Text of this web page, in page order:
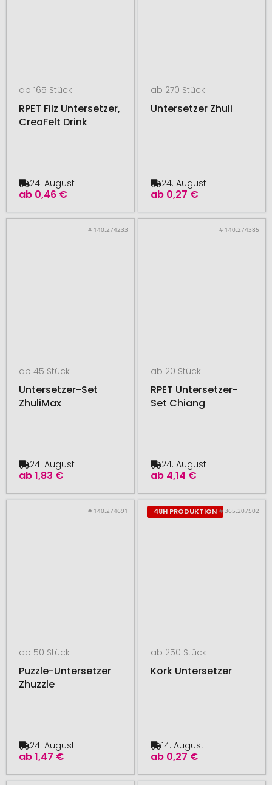
ab 165 Stück
RPET Filz Untersetzer,
CreaFelt Drink
ab 0,46 €
24. August
ab 270 Stück
Untersetzer Zhuli
ab 0,27 €
24. August
# 140.274233
ab 45 Stück
Untersetzer-Set
ZhuliMax
ab1,83 €
24. August
# 140.274385
ab 20 Stück
RPET Untersetzer-
Set Chiang
ab 4,14 €
24. August
# 140.274691
ab 50 Stück
Puzzle-Untersetzer
Zhuzzle
ab1,47 €
24. August
48H PRODUKTION # 365.207502
ab 250 Stück
Kork Untersetzer
ab 0,27 €
14. August